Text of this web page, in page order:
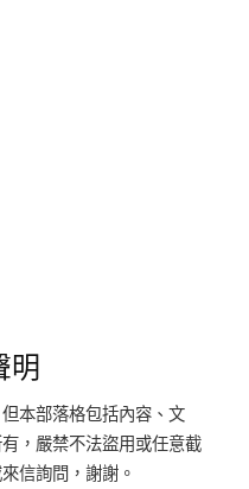
明
本部落格包括內容、文
，嚴禁不法盜用或任意截
信詢問，謝謝。